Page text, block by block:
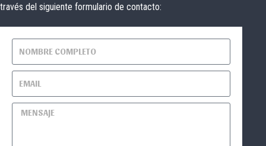
través del siguiente formulario de contacto: